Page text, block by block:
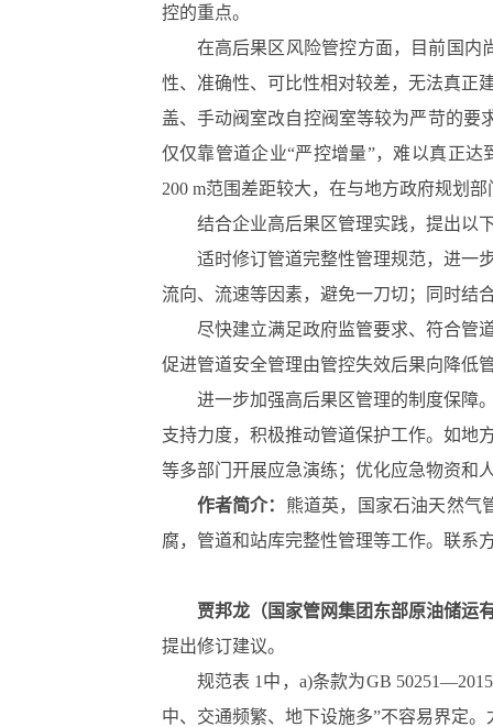
控的重点。
在高后果区风险管控方面，目前国内
性、准确性、可比性相对较差，无法真正
盖、手动阀室改自控阀室等较为严苛的要
仅仅靠管道企业“严控增量”，难以真正
200 m范围差距较大，在与地方政府规划
结合企业高后果区管理实践，提出以
适时修订管道完整性管理规范，进一
流向、流速等因素，避免一刀切；同时结
尽快建立满足政府监管要求、符合管
促进管道安全管理由管控失效后果向降低
进一步加强高后果区管理的制度保障
支持力度，积极推动管道保护工作。如地
等多部门开展应急演练；优化应急物资和
作者简介： 熊道英，国家石油天然气
腐，管道和站库完整性管理等工作。联系
贾邦龙（国家管网集团东部原油储运
提出修订建议。
规范表 1中，a)条款为GB
中、交通频繁、地下设施多”不容易界定